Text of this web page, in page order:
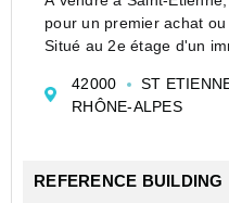
pour un premier achat
Situé au 2e étage d'un
séjour/salon, d'un
42000 ST
RHÔNE-ALPES
REFERENCE BUILDING